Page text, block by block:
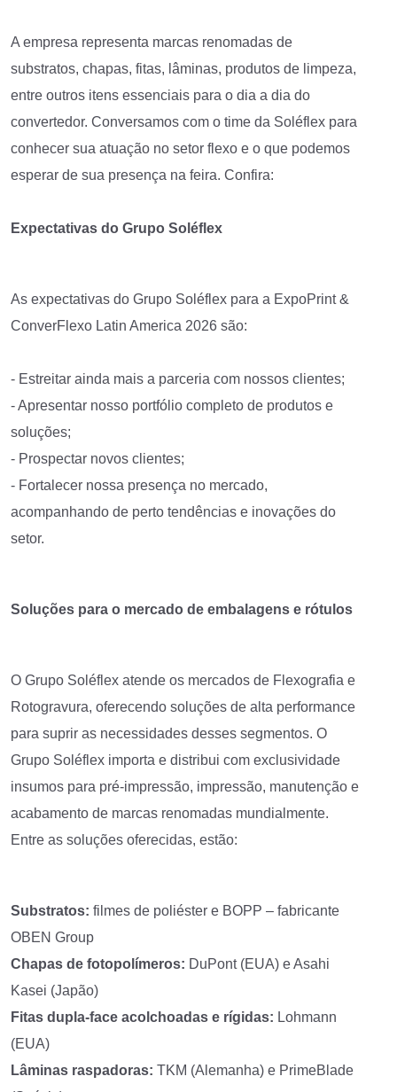
A empresa representa marcas renomadas de
substratos, chapas, fitas, lâminas, produtos de limpeza,
entre outros itens essenciais para o dia a dia do
convertedor. Conversamos com o time da Soléflex para
conhecer sua atuação no setor flexo e o que podemos
esperar de sua presença na feira. Confira:
Expectativas do Grupo Soléflex
As expectativas do Grupo Soléflex para a ExpoPrint &
ConverFlexo Latin America 2026 são:
- Estreitar ainda mais a parceria com nossos clientes;
- Apresentar nosso portfólio completo de produtos e
soluções;
- Prospectar novos clientes;
- Fortalecer nossa presença no mercado,
acompanhando de perto tendências e inovações do
setor.
Soluções para o mercado de embalagens e rótulos
O Grupo Soléflex atende os mercados de Flexografia e
Rotogravura, oferecendo soluções de alta performance
para suprir as necessidades desses segmentos. O
Grupo Soléflex importa e distribui com exclusividade
insumos para pré-impressão, impressão, manutenção e
acabamento de marcas renomadas mundialmente.
Entre as soluções oferecidas, estão:
Substratos: filmes de poliéster e BOPP – fabricante
OBEN Group
Chapas de fotopolímeros: DuPont (EUA) e Asahi
Kasei (Japão)
Fitas dupla-face acolchoadas e rígidas: Lohmann
(EUA)
Lâminas raspadoras: TKM (Alemanha) e PrimeBlade